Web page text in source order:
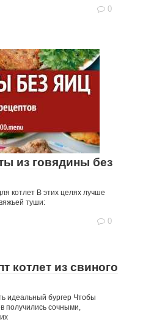
0
из говядины без
котлет В этих целях лучше
туши:
0
котлет из свиного
идеальный бургер Чтобы
получились сочными,